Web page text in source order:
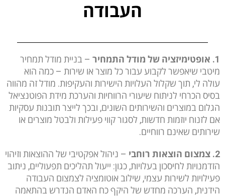
העבודה
1. אופטימיזציה של מודל התמחיר
– בניית מודל תמחיר
מיטבי שיאפשר לקבוע עבור כל מוצר או שירות – כמה הוא
עולה לי, תוך שקלול העלויות הישירות והעקיפות. מודל זה מהווה
בסיס הכרחי לניתוח שיעורי הרווחיות והערכת מידת הפוטנציאל
הגלום במוצרים והשירותים השונים, ובכך לייצר תובנות עסקיות
אם לזנוח יוזמות חדשות, לסגור קווי פעילות ולבטל מוצרים או
שירותים שאינם רווחיים.
2. צמצום הוצאות רוחבי
– ניהול אפקטיבי של ההוצאות וזיהוי
הזדמנויות לחיסכון בעלויות, כגון: ייעול תהליכים תפעוליים, ניתוב
פעילויות לשירות עצמי, שילוב אוטומציה לצמצום העבודה
הידנית, הערכה מחדש של היקף כח האדם הנדרש בהתאמה